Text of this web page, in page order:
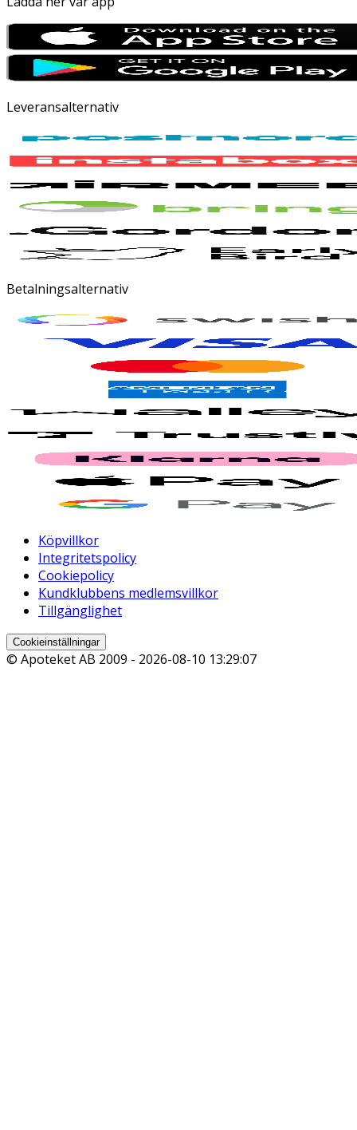
Leveransalternativ
Betalningsalternativ
Köpvillkor
Integritetspolicy
Cookiepolicy
Kundklubbens medlemsvillkor
Tillgänglighet
Cookieinställningar
© Apoteket AB 2009 - 2026-08-10 13:29:07